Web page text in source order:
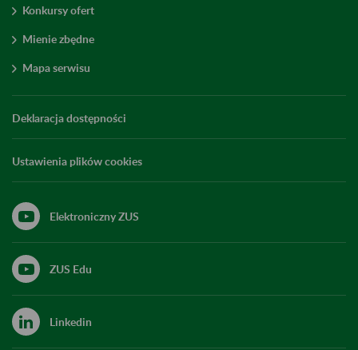
Konkursy ofert
Mienie zbędne
Mapa serwisu
Deklaracja dostępności
Ustawienia plików cookies
Elektroniczny ZUS
ZUS Edu
Linkedin